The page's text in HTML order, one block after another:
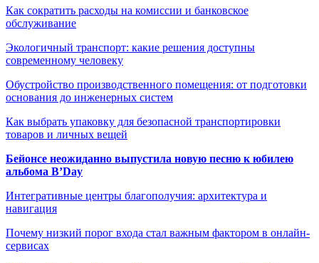
Как сократить расходы на комиссии и банковское
обслуживание
Экологичный транспорт: какие решения доступны
современному человеку
Обустройство производственного помещения: от подготовки
основания до инженерных систем
Как выбрать упаковку для безопасной транспортировки
товаров и личных вещей
Бейонсе неожиданно выпустила новую песню к юбилею
альбома B’Day
Интегративные центры благополучия: архитектура и
навигация
Почему низкий порог входа стал важным фактором в онлайн-
сервисах